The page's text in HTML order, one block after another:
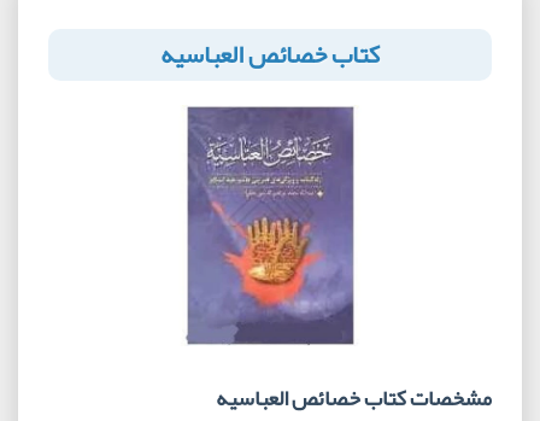
کتاب خصائص العباسیه
مشخصات کتاب خصائص العباسیه